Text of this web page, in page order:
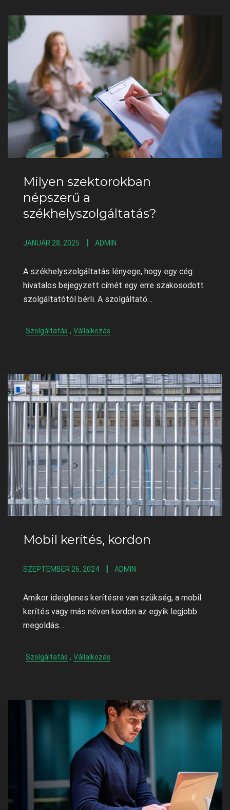
Milyen szektorokban
népszerű a
székhelyszolgáltatás?
JANUÁR 28, 2025 ADMIN
A székhelyszolgáltatás lényege, hogy egy cég
hivatalos bejegyzett címét egy erre szakosodott
szolgáltatótól bérli. A szolgáltató…
Szolgáltatás , Vállalkozás
Mobil kerítés, kordon
SZEPTEMBER 26, 2024 ADMIN
Amikor ideiglenes kerítésre van szükség, a mobil
kerítés vagy más néven kordon az egyik legjobb
megoldás….
Szolgáltatás , Vállalkozás